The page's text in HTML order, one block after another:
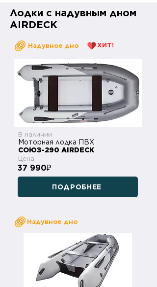
Лодки с надувным дном
AIRDECK
Надувное дно ХИТ!
В наличии
Моторная лодка ПВХ
СОЮЗ-290 AIRDECK
Цена
37 990₽
ПОДРОБНЕЕ
Надувное дно